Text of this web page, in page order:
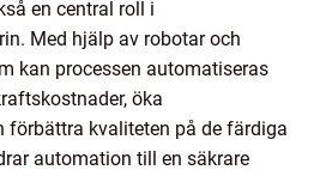
en central roll i
Med hjälp av robotar och
kan processen automatiseras
öka
förbättra kvaliteten på de färdiga
automation till en säkrare